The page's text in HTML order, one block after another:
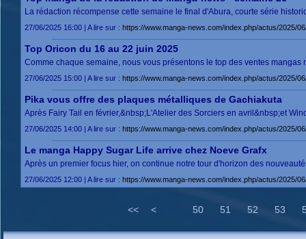
La rédaction récompense cette semaine le final d'Abura, courte série
27/06/2025 16:00 | A lire sur : https://www.manga-news.com/index.php/actus/2025/
Top Oricon du 16 au 22 juin 2025
Comme chaque semaine, nous vous présentons le top des ventes
27/06/2025 15:00 | A lire sur : https://www.manga-news.com/index.php/actus/2025/
Pika vous offre des plaques métalliques de Gachiakuta
Après Fairy Tail en février,&nbsp;L'Atelier des Sorciers en avril&nbsp;et
27/06/2025 14:00 | A lire sur : https://www.manga-news.com/index.php/actus/2025/
Le manga Happy Sugar Life arrive chez Noeve Grafx
Après un premier focus hier, on continue notre tour d'horizon des
27/06/2025 12:00 | A lire sur : https://www.manga-news.com/index.php/actus/2025/
<< < 50 51 52 53